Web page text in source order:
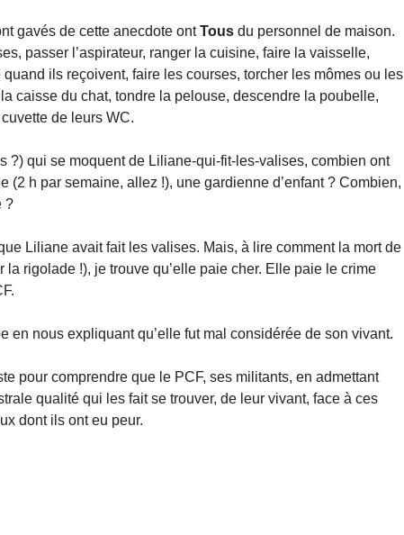
gavés de cette anecdote ontTous du personnel de maison.
passer l’aspirateur, ranger la cuisine, faire la vaisselle,
ils reçoivent, faire les courses, torcher les mômes ou les
caisse du chat, tondre la pelouse, descendre la poubelle,
de leurs WC.
?) qui se moquent de Liliane-qui-fit-les-valises, combien ont
(2 h par semaine, allez !), une gardienne d’enfant ? Combien,
?
Liliane avait fait les valises. Mais, à lire comment la mort de
la rigolade !), je trouve qu’elle paie cher. Elle paie le crime
en nous expliquant qu’elle fut mal considérée de son vivant.
pour comprendre que le PCF, ses militants, en admettant
qualité qui les fait se trouver, de leur vivant, face à ces
dont ils ont eu peur.